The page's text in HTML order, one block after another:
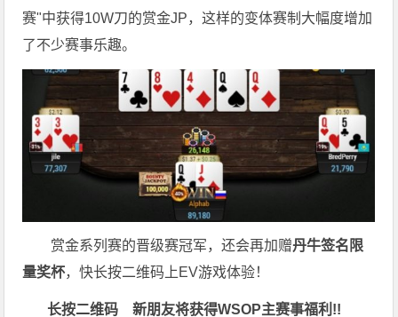
赛"中获得10W刀的赏金JP，这样的变体赛制大幅度增加
了不少赛事乐趣。
赏金系列赛的晋级赛冠军，还会再加赠丹牛签名限
量奖杯，快长按二维码上EV游戏体验！
长按二维码新朋友将获得WSOP主赛事福利!!